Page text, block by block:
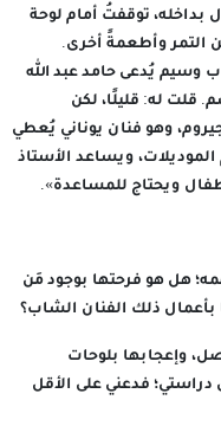
بداخله، توقفتُ أمام لوحة
التمر وأطعمةً أخرى.
وسيم يُدعى حامد عبد الله
قلت له: قليلًا، لكن
وهو فنان يوناني يُعطي
ويساعد الأستاذ
ويحتاج للمساعدة».
هل هو فرحتها بوجود مَن
بأعمال ذلك الفنان الشاب؟
وإعجابها بلوحات
فدعني على الأقل